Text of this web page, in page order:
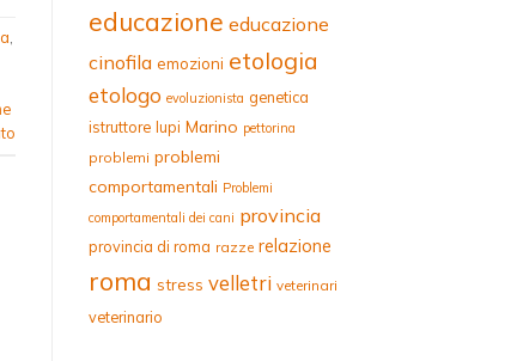
educazione educazione
cinofila emozioni etologia
etologo evoluzionista genetica
istruttore lupi Marino pettorina
problemi problemi
comportamentali Problemi
comportamentali dei cani provincia
provincia di roma razze relazione
roma stress velletri veterinari
veterinario